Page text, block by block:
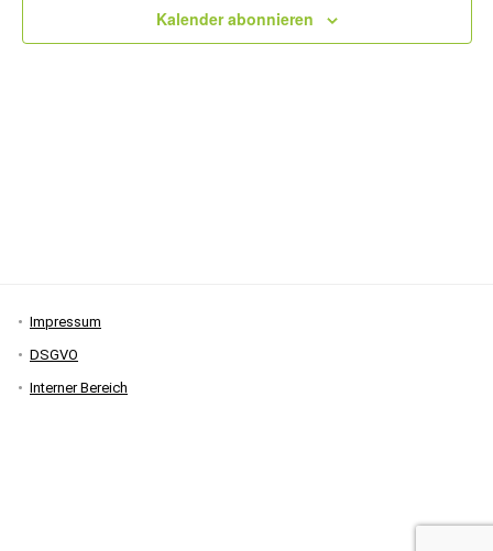
Kalender abonnieren
Impressum
DSGVO
Interner Bereich